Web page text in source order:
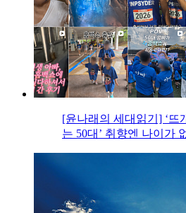
[윤나래의 세대읽기] ‘뜨
는 50대’ 취향엔 나이가